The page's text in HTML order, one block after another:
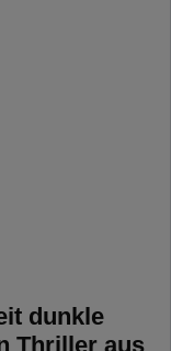
dunkle
Thriller aus